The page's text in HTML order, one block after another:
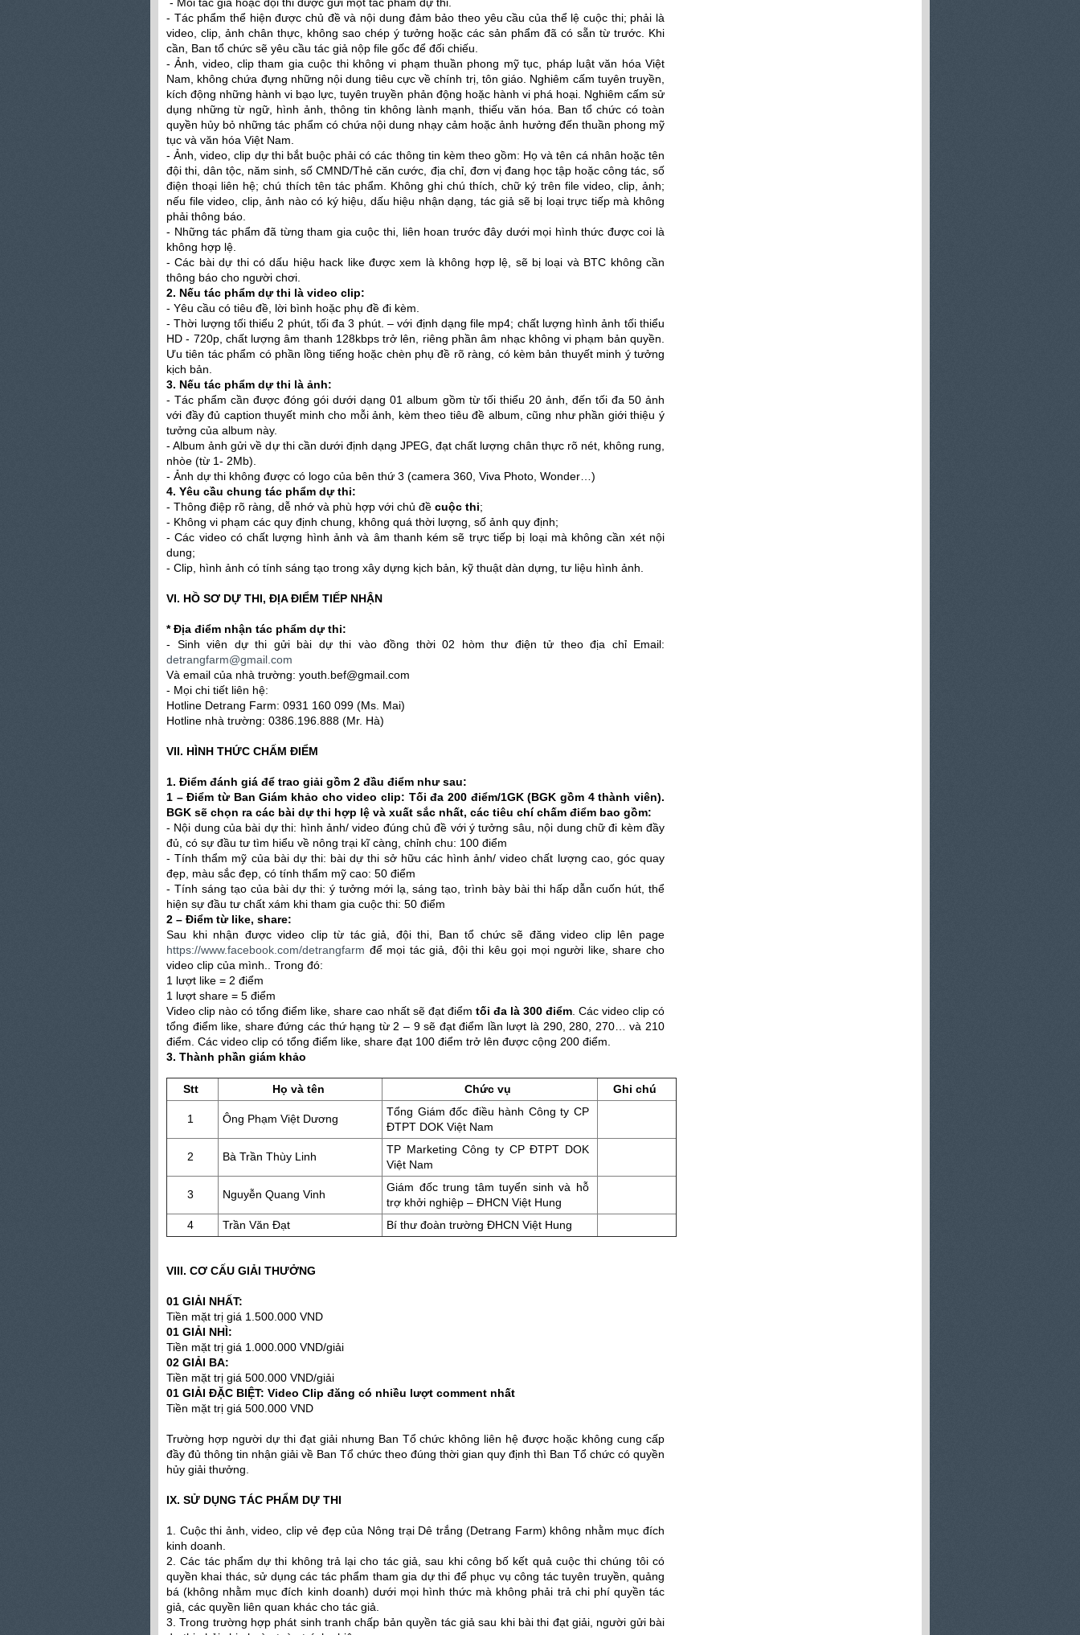
- Tác phẩm thể hiện được chủ đề và nội dung đảm bảo theo yêu cầu của thể lệ cuộc thi; phải là
video, clip, ảnh chân thực, không sao chép ý tưởng hoặc các sản phẩm đã có sẵn từ trước. Khi
cần, Ban tổ chức sẽ yêu cầu tác giả nộp file gốc để đối chiếu.
- Ảnh, video, clip tham gia cuộc thi không vi phạm thuần phong mỹ tục, pháp luật văn hóa Việt
Nam, không chứa đựng những nội dung tiêu cực về chính trị, tôn giáo. Nghiêm cấm tuyên truyền,
kích động những hành vi bạo lực, tuyên truyền phản động hoặc hành vi phá hoại. Nghiêm cấm sử
dụng những từ ngữ, hình ảnh, thông tin không lành mạnh, thiếu văn hóa. Ban tổ chức có toàn
quyền hủy bỏ những tác phẩm có chứa nội dung nhạy cảm hoặc ảnh hưởng đến thuần phong mỹ
tục và văn hóa Việt Nam.
- Ảnh, video, clip dự thi bắt buộc phải có các thông tin kèm theo gồm: Họ và tên cá nhân hoặc tên
đội thi, dân tộc, năm sinh, số CMND/Thẻ căn cước, địa chỉ, đơn vị đang học tập hoặc công tác, số
điện thoại liên hệ; chú thích tên tác phẩm. Không ghi chú thích, chữ ký trên file video, clip, ảnh;
nếu file video, clip, ảnh nào có ký hiệu, dấu hiệu nhận dạng, tác giả sẽ bị loại trực tiếp mà không
phải thông báo.
- Những tác phẩm đã từng tham gia cuộc thi, liên hoan trước đây dưới mọi hình thức được coi là
không hợp lệ.
- Các bài dự thi có dấu hiệu hack like được xem là không hợp lệ, sẽ bị loại và BTC không cần
thông báo cho người chơi.
2. Nếu tác phẩm dự thi là video clip:
- Yêu cầu có tiêu đề, lời bình hoặc phụ đề đi kèm.
- Thời lượng tối thiểu 2 phút, tối đa 3 phút. – với định dạng file mp4; chất lượng hình ảnh tối thiểu
HD - 720p, chất lượng âm thanh 128kbps trở lên, riêng phần âm nhạc không vi phạm bản quyền.
Ưu tiên tác phẩm có phần lồng tiếng hoặc chèn phụ đề rõ ràng, có kèm bản thuyết minh ý tưởng
kịch bản.
3. Nếu tác phẩm dự thi là ảnh:
- Tác phẩm cần được đóng gói dưới dạng 01 album gồm từ tối thiểu 20 ảnh, đến tối đa 50 ảnh
với đầy đủ caption thuyết minh cho mỗi ảnh, kèm theo tiêu đề album, cũng như phần giới thiệu ý
tưởng của album này.
- Album ảnh gửi về dự thi cần dưới định dạng JPEG, đạt chất lượng chân thực rõ nét, không rung,
nhòe (từ 1- 2Mb).
- Ảnh dự thi không được có logo của bên thứ 3 (camera 360, Viva Photo, Wonder…)
4. Yêu cầu chung tác phẩm dự thi:
- Thông điệp rõ ràng, dễ nhớ và phù hợp với chủ đề cuộc thi;
- Không vi phạm các quy định chung, không quá thời lượng, số ảnh quy định;
- Các video có chất lượng hình ảnh và âm thanh kém sẽ trực tiếp bị loại mà không cần xét nội
dung;
- Clip, hình ảnh có tính sáng tạo trong xây dựng kịch bản, kỹ thuật dàn dựng, tư liệu hình ảnh.
VI. HỒ SƠ DỰ THI, ĐỊA ĐIỂM TIẾP NHẬN
* Địa điểm nhận tác phẩm dự thi:
- Sinh viên dự thi gửi bài dự thi vào đồng thời 02 hòm thư điện tử theo địa chỉ Email:
detrangfarm@gmail.com
Và email của nhà trường: youth.bef@gmail.com
- Mọi chi tiết liên hệ:
Hotline Detrang Farm: ‎‎0931 160 099 (Ms. Mai)
Hotline nhà trường: 0386.196.888 (Mr. Hà)
VII. HÌNH THỨC CHẤM ĐIỂM
1. Điểm đánh giá để trao giải gồm 2 đầu điểm như sau:
1 – Điểm từ Ban Giám khảo cho video clip: Tối đa 200 điểm/1GK (BGK gồm 4 thành viên).
BGK sẽ chọn ra các bài dự thi hợp lệ và xuất sắc nhất, các tiêu chí chấm điểm bao gồm:
- Nội dung của bài dự thi: hình ảnh/ video đúng chủ đề với ý tưởng sâu, nội dung chữ đi kèm đầy
đủ, có sự đầu tư tìm hiểu về nông trại kĩ càng, chỉnh chu: 100 điểm
- Tính thẩm mỹ của bài dự thi: bài dự thi sở hữu các hình ảnh/ video chất lượng cao, góc quay
đẹp, màu sắc đẹp, có tính thẩm mỹ cao: 50 điểm
- Tính sáng tạo của bài dự thi: ý tưởng mới lạ, sáng tạo, trình bày bài thi hấp dẫn cuốn hút, thể
hiện sự đầu tư chất xám khi tham gia cuộc thi: 50 điểm
2 – Điểm từ like, share:
Sau khi nhận được video clip từ tác giả, đội thi, Ban tổ chức sẽ đăng video clip lên page
https://www.facebook.com/detrangfarm để mọi tác giả, đội thi kêu gọi mọi người like, share cho
video clip của mình.. Trong đó:
1 lượt like = 2 điểm
1 lượt share = 5 điểm
Video clip nào có tổng điểm like, share cao nhất sẽ đạt điểm tối đa là 300 điểm . Các video clip có
tổng điểm like, share đứng các thứ hạng từ 2 – 9 sẽ đạt điểm lần lượt là 290, 280, 270… và 210
điểm. Các video clip có tổng điểm like, share đạt 100 điểm trở lên được cộng 200 điểm.
3. Thành phần giám khảo
Stt Họ và tên Chức vụ Ghi chú
1 Ông Phạm Việt Dương
Tổng Giám đốc điều hành Công ty CP
ĐTPT DOK Việt Nam
2 Bà Trần Thùy Linh
TP Marketing Công ty CP ĐTPT DOK
Việt Nam
3 Nguyễn Quang Vinh
Giám đốc trung tâm tuyển sinh và hỗ
trợ khởi nghiệp – ĐHCN Việt Hung
4
Trần Văn Đạt Bí thư đoàn trường ĐHCN Việt Hung
VIII. CƠ CẤU GIẢI THƯỞNG
01 GIẢI NHẤT:
Tiền mặt trị giá 1.500.000 VND
01 GIẢI NHÌ:
Tiền mặt trị giá 1.000.000 VND/giải
02 GIẢI BA:
Tiền mặt trị giá 500.000 VND/giải
01 GIẢI ĐẶC BIỆT: Video Clip đăng có nhiều lượt comment nhất
Tiền mặt trị giá 500.000 VND
Trường hợp người dự thi đạt giải nhưng Ban Tổ chức không liên hệ được hoặc không cung cấp
đầy đủ thông tin nhận giải về Ban Tổ chức theo đúng thời gian quy định thì Ban Tổ chức có quyền
hủy giải thưởng.
IX. SỬ DỤNG TÁC PHẨM DỰ THI
1. Cuộc thi ảnh, video, clip vẻ đẹp của Nông trại Dê trắng (Detrang Farm) không nhằm mục đích
kinh doanh.
2. Các tác phẩm dự thi không trả lại cho tác giả, sau khi công bố kết quả cuộc thi chúng tôi có
quyền khai thác, sử dụng các tác phẩm tham gia dự thi để phục vụ công tác tuyên truyền, quảng
bá (không nhằm mục đích kinh doanh) dưới mọi hình thức mà không phải trả chi phí quyền tác
giả, các quyền liên quan khác cho tác giả.
3. Trong trường hợp phát sinh tranh chấp bản quyền tác giả sau khi bài thi đạt giải, người gửi bài